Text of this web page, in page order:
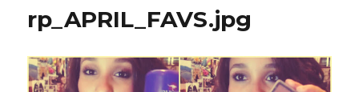
rp_APRIL_FAVS.jpg